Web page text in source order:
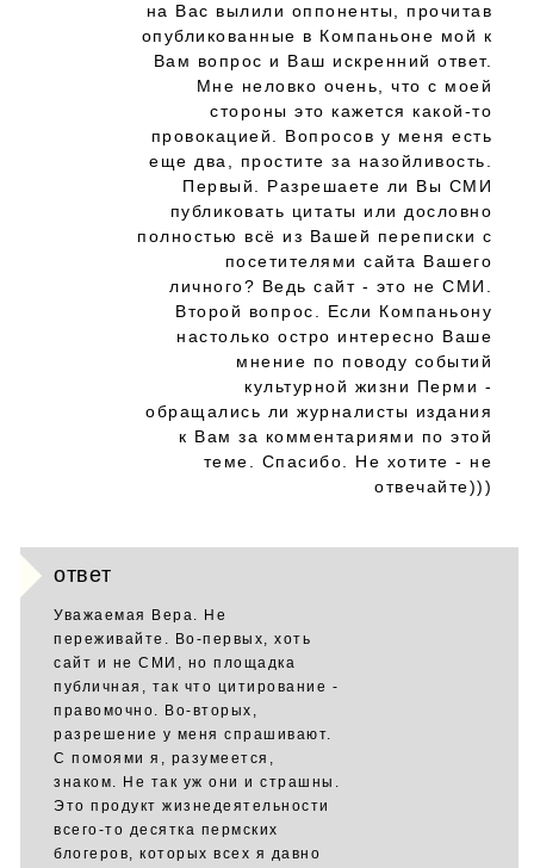
на Вас вылили оппоненты, прочитав
опубликованные в Компаньоне мой к
Вам вопрос и Ваш искренний ответ.
Мне неловко очень, что с моей
стороны это кажется какой-то
провокацией. Вопросов у меня есть
еще два, простите за назойливость.
Первый. Разрешаете ли Вы СМИ
публиковать цитаты или дословно
полностью всё из Вашей переписки с
посетителями сайта Вашего
личного? Ведь сайт - это не СМИ.
Второй вопрос. Если Компаньону
настолько остро интересно Ваше
мнение по поводу событий
культурной жизни Перми -
обращались ли журналисты издания
к Вам за комментариями по этой
теме. Спасибо. Не хотите - не
отвечайте)))
ответ
Уважаемая Вера. Не
переживайте. Во-первых, хоть
сайт и не СМИ, но площадка
публичная, так что цитирование -
правомочно. Во-вторых,
разрешение у меня спрашивают.
С помоями я, разумеется,
знаком. Не так уж они и страшны.
Это продукт жизнедеятельности
всего-то десятка пермских
блогеров, которых всех я давно